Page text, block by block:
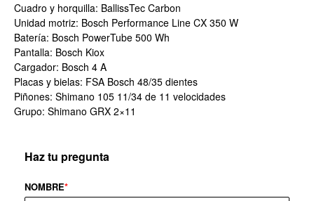
Cuadro y horquilla: BallissTec Carbon
Unidad motriz: Bosch Performance Line CX 350 W
Batería: Bosch PowerTube 500 Wh
Pantalla: Bosch Kiox
Cargador: Bosch 4 A
Placas y bielas: FSA Bosch 48/35 dientes
Piñones: Shimano 105 11/34 de 11 velocidades
Grupo: Shimano GRX 2×11
Haz tu pregunta
NOMBRE*